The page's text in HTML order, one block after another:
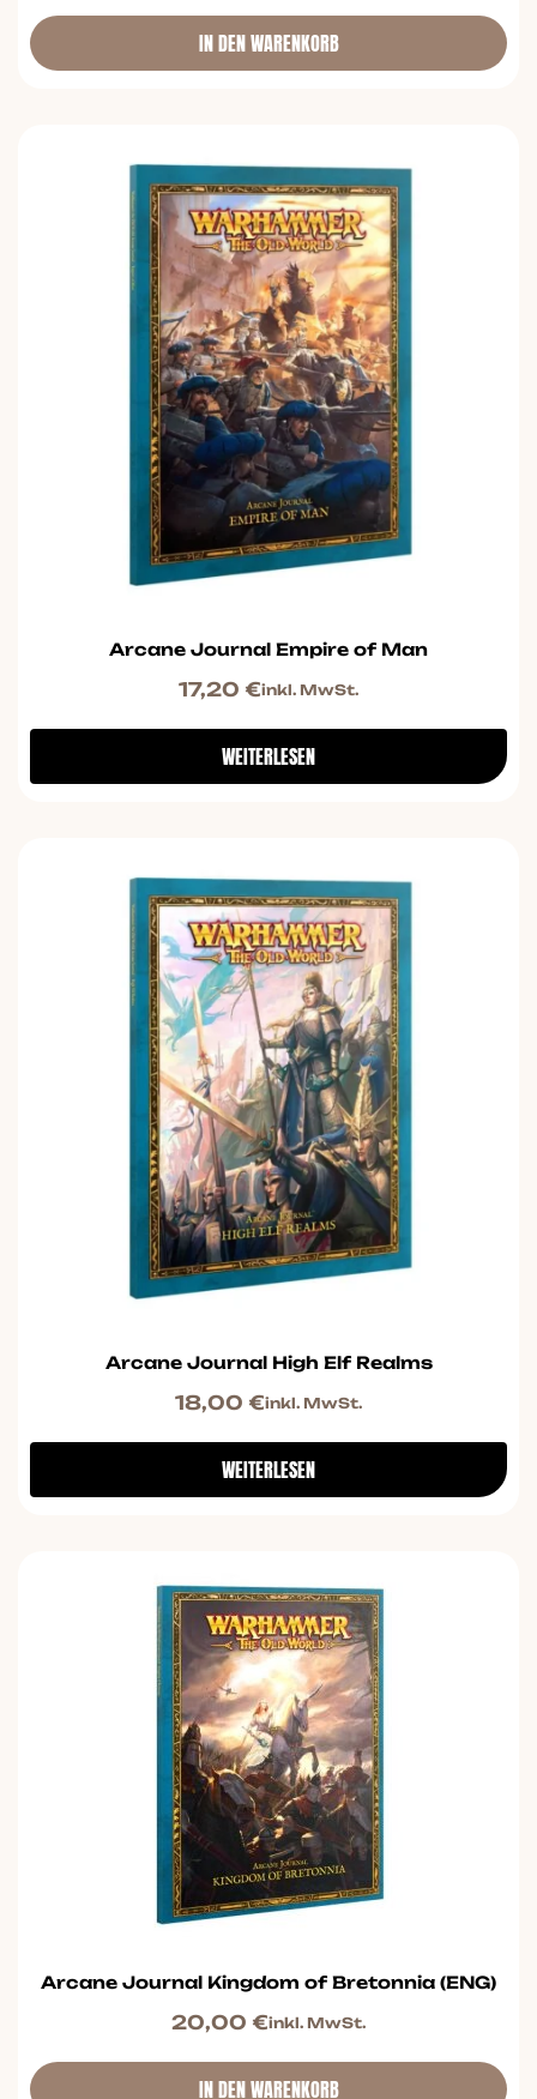
IN DEN WARENKORB
Arcane Journal Empire of Man
17,20 €inkl. MwSt.
WEITERLESEN
Arcane Journal High Elf Realms
18,00 €inkl. MwSt.
WEITERLESEN
Arcane Journal Kingdom of Bretonnia (ENG)
20,00 €inkl. MwSt.
IN DEN WARENKORB